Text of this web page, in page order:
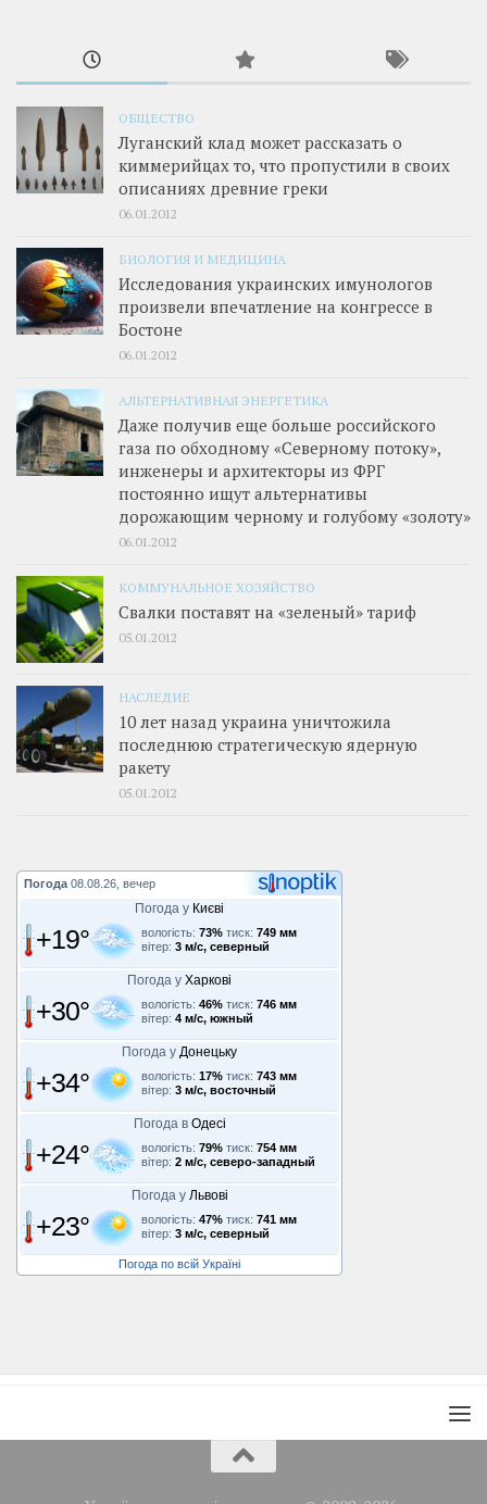
ОБЩЕСТВО
Луганский клад может рассказать о
киммерийцах то, что пропустили в своих
описаниях древние греки
06.01.2012
БИОЛОГИЯ И МЕДИЦИНА
Исследования украинских имунологов
произвели впечатление на конгрессе в
Бостоне
06.01.2012
АЛЬТЕРНАТИВНАЯ ЭНЕРГЕТИКА
Даже получив еще больше российского
газа по обходному «Северному потоку»,
инженеры и архитекторы из ФРГ
постоянно ищут альтернативы
дорожающим черному и голубому «золоту»
06.01.2012
КОММУНАЛЬНОЕ ХОЗЯЙСТВО
Свалки поставят на «зеленый» тариф
05.01.2012
НАСЛЕДИЕ
10 лет назад украина уничтожила
последнюю стратегическую ядерную
ракету
05.01.2012
Погода 08.08.26, вечер
Погода у Києві
+19° вологість: 73% тиск: 749 мм
вітер: 3 м/с, северный
Погода у Харкові
+30° вологість: 46% тиск: 746 мм
вітер: 4 м/с, южный
Погода у Донецьку
+34° вологість: 17% тиск: 743 мм
вітер: 3 м/с, восточный
Погода в Одесі
+24° вологість: 79% тиск: 754 мм
вітер: 2 м/с, северо-западный
Погода у Львові
+23° вологість: 47% тиск: 741 мм
вітер: 3 м/с, северный
Погода по всій Україні